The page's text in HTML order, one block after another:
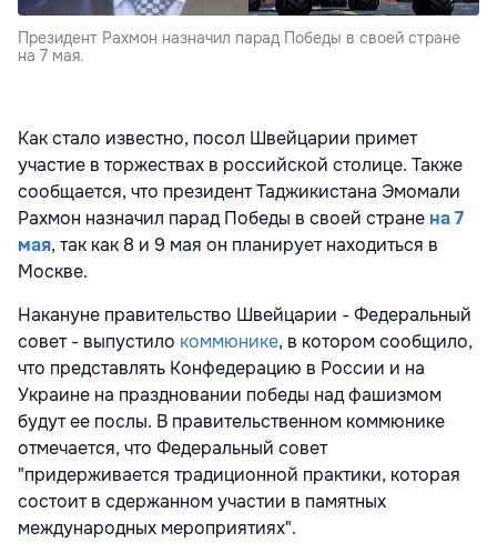
Президент Рахмон назначил парад Победы в своей стране
на 7 мая.
Как стало известно, посол Швейцарии примет
участие в торжествах в российской столице. Также
сообщается, что президент Таджикистана Эмомали
Рахмон назначил парад Победы в своей стране на 7
мая, так как 8 и 9 мая он планирует находиться в
Москве.
Накануне правительство Швейцарии - Федеральный
совет - выпустило коммюнике, в котором сообщило,
что представлять Конфедерацию в России и на
Украине на праздновании победы над фашизмом
будут ее послы. В правительственном коммюнике
отмечается, что Федеральный совет
"придерживается традиционной практики, которая
состоит в сдержанном участии в памятных
международных мероприятиях".